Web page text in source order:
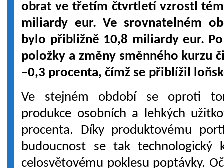
obrat ve třetím čtvrtletí vzrostl
miliardy eur. Ve srovnatelném
bylo přibližně 10,8 miliardy eur.
položky a změny směnného kurzu
–0,3 procenta, čímž se přiblížil
Ve stejném období se oproti
produkce osobních a lehkých
procenta. Díky produktovému
budoucnost se tak technologický
celosvětovému poklesu poptávky.